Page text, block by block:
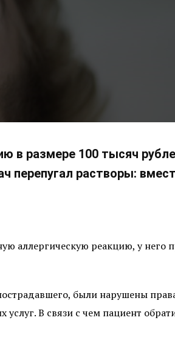
в размере 100 тысяч
перепугал растворы:
аллергическую реакцию, у него
были нарушены
В связи с чем пациент